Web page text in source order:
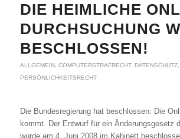
DIE HEIMLICHE
DURCHSUCHUNG
BESCHLOSSEN!
ALLGEMEIN, COMPUTERSTRAFRECHT, DATENSCHUTZ,
PERSÖNLICHKEITSRECHT
Die Bundesregierung hat beschlossen: Die
kommt. Der Entwurf für ein Änderungsgesetz
wurde am 4. Juni 2008 im Kabinett